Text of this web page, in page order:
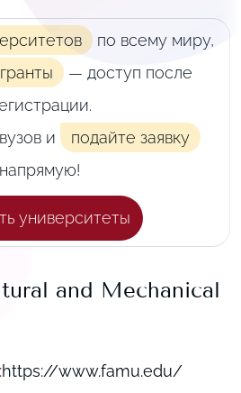
по всему миру,
— доступ после
и
подайте заявку
напрямую!
университеты
and Mechanical
:https://www.famu.edu/